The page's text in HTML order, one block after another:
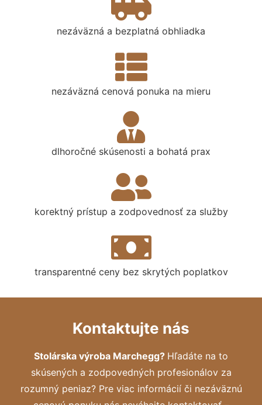
nezáväzná a bezplatná obhliadka
nezáväzná cenová ponuka na mieru
dlhoročné skúsenosti a bohatá prax
korektný prístup a zodpovednosť za služby
transparentné ceny bez skrytých poplatkov
Kontaktujte nás
Stolárska výroba Marchegg? Hľadáte na to
skúsených a zodpovedných profesionálov za
rozumný peniaz? Pre viac informácií či nezáväznú